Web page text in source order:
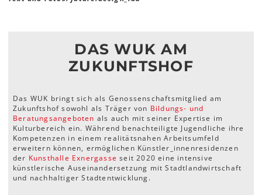
DAS WUK AM
ZUKUNFTSHOF
Das WUK bringt sich als Genossenschaftsmitglied am
Zukunftshof sowohl als Träger von Bildungs- und
Beratungsangeboten als auch mit seiner Expertise im
Kulturbereich ein. Während benachteiligte Jugendliche ihre
Kompetenzen in einem realitätsnahen Arbeitsumfeld
erweitern können, ermöglichen Künstler_innenresidenzen
der Kunsthalle Exnergasse seit 2020 eine intensive
künstlerische Auseinandersetzung mit Stadtlandwirtschaft
und nachhaltiger Stadtentwicklung.